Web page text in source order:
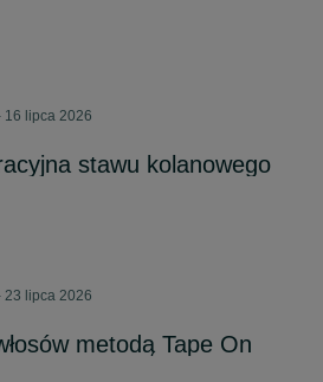
16 lipca 2026
stawu kolanowego
23 lipca 2026
metodą Tape On